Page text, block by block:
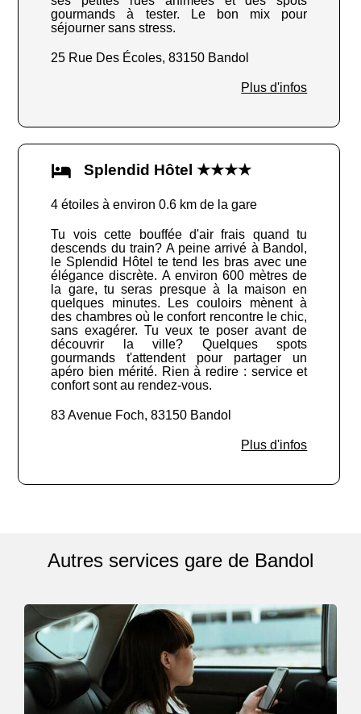
gourmands à tester. Le bon mix pour
séjourner sans stress.
25 Rue Des Écoles, 83150 Bandol
Plus d'infos
Splendid Hôtel ★★★★
4 étoiles à environ 0.6 km de la gare
Tu vois cette bouffée d'air frais quand tu
descends du train? A peine arrivé à Bandol,
le Splendid Hôtel te tend les bras avec une
élégance discrète. A environ 600 mètres de
la gare, tu seras presque à la maison en
quelques minutes. Les couloirs mènent à
des chambres où le confort rencontre le chic,
sans exagérer. Tu veux te poser avant de
découvrir la ville? Quelques spots
gourmands t'attendent pour partager un
apéro bien mérité. Rien à redire : service et
confort sont au rendez-vous.
83 Avenue Foch, 83150 Bandol
Plus d'infos
Autres services gare de Bandol